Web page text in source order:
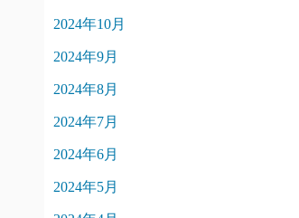
2024年10月
2024年9月
2024年8月
2024年7月
2024年6月
2024年5月